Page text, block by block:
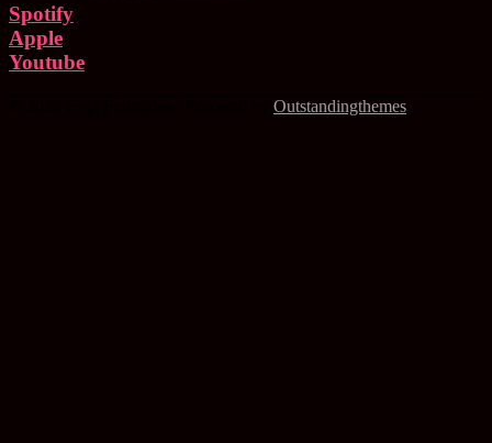
Spotify
Apple
Youtube
Outstandingthemes